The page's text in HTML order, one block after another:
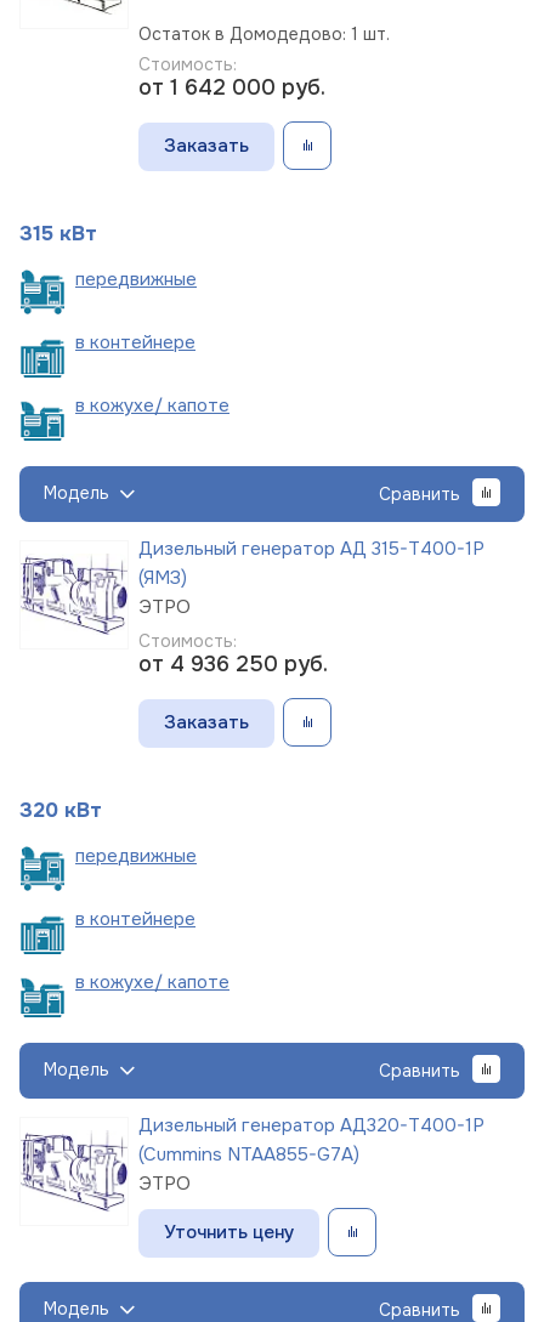
Остаток в Домодедово: 1 шт.
Стоимость:
от 1 642 000 руб.
Заказать
315 кВт
передвижные
в контейнере
в кожухе/ капоте
Модель Сравнить
Дизельный генератор АД 315-Т400-1Р
(ЯМЗ)
ЭТРО
Стоимость:
от 4 936 250 руб.
Заказать
320 кВт
передвижные
в контейнере
в кожухе/ капоте
Модель Сравнить
Дизельный генератор АД320-Т400-1Р
(Cummins NTAA855-G7A)
ЭТРО
Уточнить цену
Модель Сравнить